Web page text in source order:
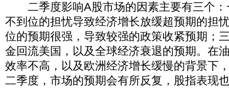
二季度影响A股市场的因素主要有三个：
不到位的担忧导致经济增长放缓超预期的担
位的预期很强，导致较强的政策收紧预期；
金回流美国，以及全球经济衰退的预期。在
效率不高，以及欧洲经济增长缓慢的背景下
二季度，市场的预期会有所反复，股指表现